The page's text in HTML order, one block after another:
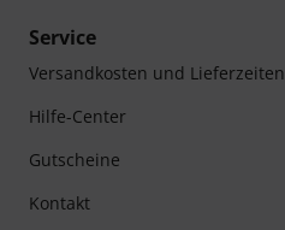
Service
Versandkosten und Lieferzeiten
Hilfe-Center
Gutscheine
Kontakt